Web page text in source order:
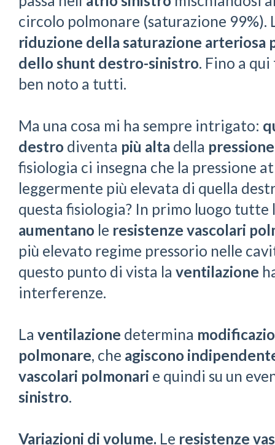
circolo polmonare (saturazione 99%).
riduzione della saturazione arteriosa
dello shunt destro-sinistro. Fino a
ben noto a tutti.
Ma una cosa mi ha sempre intrigato:
destro diventa più alta della pressione
fisiologia ci insegna che la pressione
leggermente più elevata di quella
questa fisiologia? In primo luogo tutte
aumentano le resistenze vascolari
più elevato regime pressorio nelle
questo punto di vista la ventilazione
interferenze.
La ventilazione determina
polmonare, che agiscono
vascolari polmonari e quindi su un
sinistro.
Variazioni di volume. Le resistenze